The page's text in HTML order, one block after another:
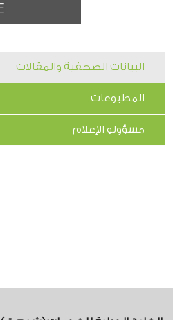
البيانات الصحفية والمقالات
المطبوعات
مسؤولو الإعلام